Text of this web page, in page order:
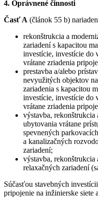
4. Oprávnené činnosti
Časť A (článok 55 b)
rekonštrukcia a
zariadení s kapacitou
investície, investície do
vrátane zriadenia
prestavba a/alebo
nevyužitých objektov
zariadenia s kapacitou
investície, investície do
vrátane zriadenia
výstavba, rekonštrukcia
ubytovania vrátane
spevnených
a kanalizačných
zariadení;
výstavba,
relaxačných zariadení
Súčasťou stavebných
pripojenie na inžinierske siete